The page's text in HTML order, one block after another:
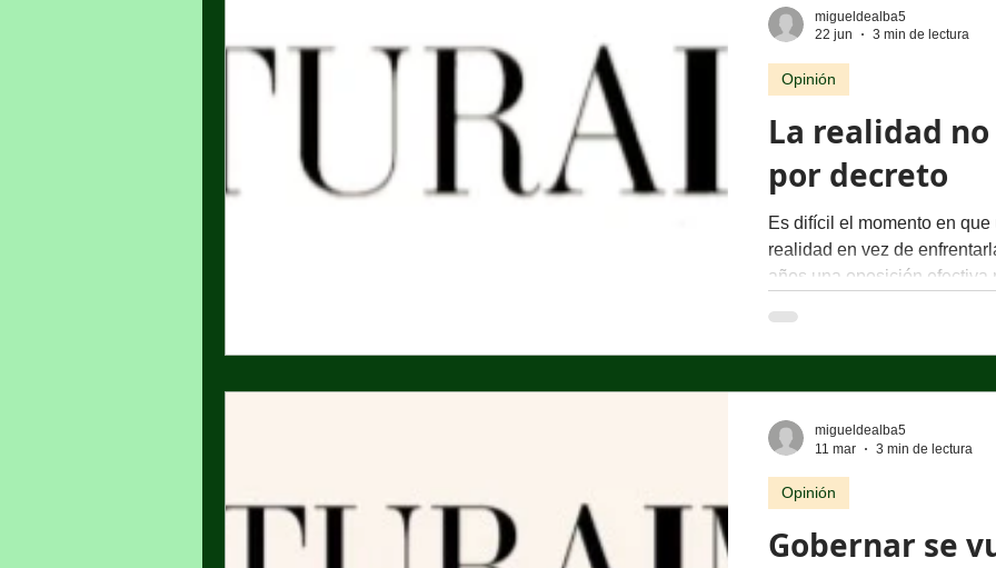
digan la verdad. Un día llega
La realidad
por decreto
Es difícil el momento en
realidad en vez de
años una oposición efectiva
que otros pretendían
conectó con millones de
Opinión
migueldealba5
22 jun
3 min de lectura
Gobernar se
Opinión
migueldealba5
11 mar
3 min de lectura